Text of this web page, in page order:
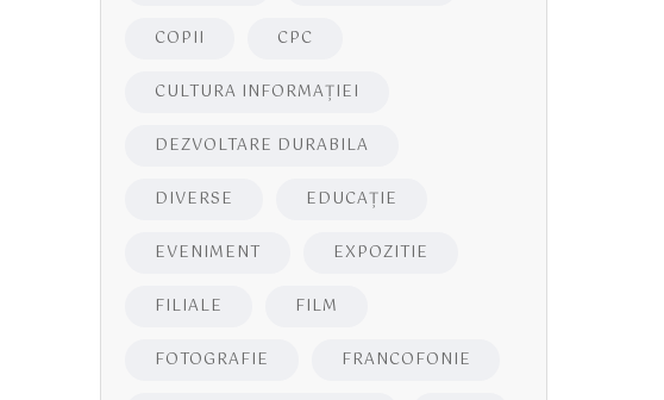
COPII CPC
CULTURA INFORMAŢIEI
DEZVOLTARE DURABILA
DIVERSE EDUCAŢIE
EVENIMENT EXPOZITIE
FILIALE FILM
FOTOGRAFIE FRANCOFONIE